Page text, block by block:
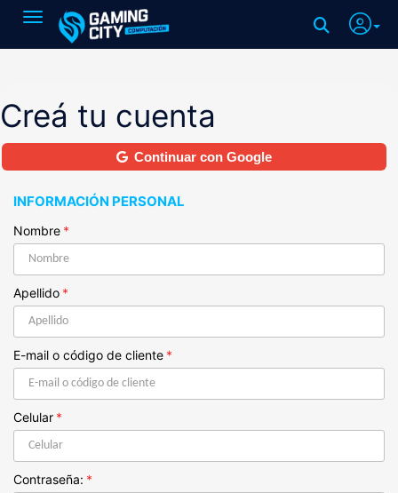
Toggle navigation
Creá tu cuenta
Continuar con Google
INFORMACIÓN PERSONAL
Nombre *
Apellido *
E-mail o código de cliente *
Celular *
Contraseña: *